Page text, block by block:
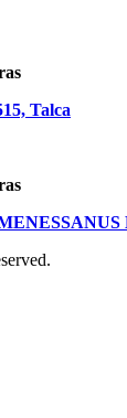
Talca
SANUS